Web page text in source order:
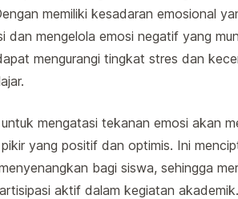
memiliki kesadaran emosional
dan mengelola emosi negatif yang
mengurangi tingkat stres dan
mengatasi tekanan emosi akan
yang positif dan optimis. Ini
bagi siswa, sehingga
aktif dalam kegiatan akademik.